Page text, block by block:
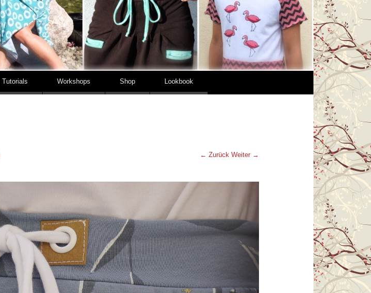
Tutorials Workshops Shop Lookbook
← Zurück Weiter →